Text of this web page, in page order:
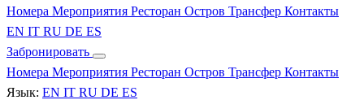
Номера Мероприятия Ресторан Остров Трансфер Контакты
EN IT RU DE ES
Забронировать
Номера Мероприятия Ресторан Остров Трансфер Контакты
Язык: EN IT RU DE ES